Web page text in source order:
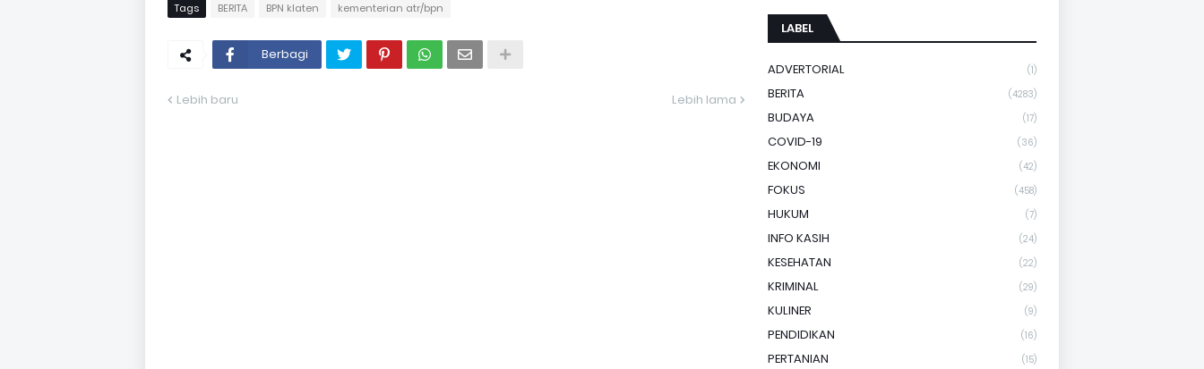
Tags BERITA BPN klaten kementerian atr/bpn
Berbagi
Lebih baru Lebih lama
LABEL
ADVERTORIAL (1)
BERITA (4283)
BUDAYA (17)
COVID-19 (36)
EKONOMI (42)
FOKUS (458)
HUKUM (7)
INFO KASIH (24)
KESEHATAN (22)
KRIMINAL (29)
KULINER (9)
PENDIDIKAN (16)
PERTANIAN (15)